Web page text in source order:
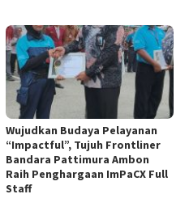
Wujudkan Budaya Pelayanan
“Impactful”, Tujuh Frontliner
Bandara Pattimura Ambon
Raih Penghargaan ImPaCX Full
Staff